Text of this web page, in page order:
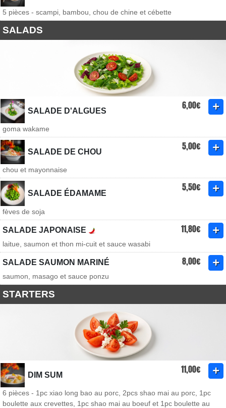
5 pièces - scampi, bambou, chou de chine et cébette
SALADS
SALADE D'ALGUES 6,00€
goma wakame
SALADE DE CHOU 5,00€
chou et mayonnaise
SALADE ÉDAMAME
5,50€
fèves de soja
SALADE JAPONAISE 11,80€
laitue, saumon et thon mi-cuit et sauce wasabi
SALADE SAUMON MARINÉ 8,00€
saumon, masago et sauce ponzu
STARTERS
DIM SUM 11,00€
6 pièces - 1pc xiao long bao au porc, 2pcs shao mai au porc, 1pc
boulette aux crevettes, 1pc shao mai au boeuf et 1pc boulette au